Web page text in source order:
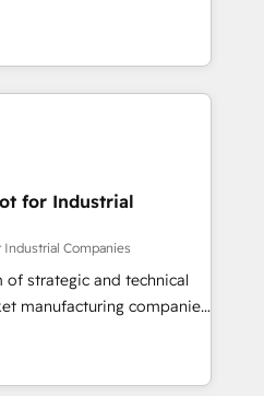
織への移行を設計・実装。
複数部門をまたぐDX×AI変
す。 ▸ CMS戦略設
・SEOを前提にした情報設
らの移行支援：Salesforce・
移行、カスタム設計、履歴
▸ AEO対応：ChatGPT・
design, and
by curiosity—to turn
challenges into meaningful
is more than just
That’s why we lean
actually make a
for Industrial
Companies
of strategic and technical
manufacturing companies
in delivering
results by leveraging
data to fuel success.